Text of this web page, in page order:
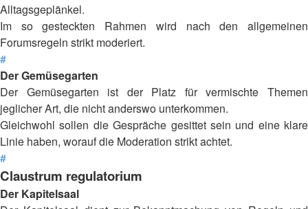
Alltagsgeplänkel.
Im so gesteckten Rahmen wird nach den allgemeinen
Forumsregeln strikt moderiert.
#
Der Gemüsegarten
Der Gemüsegarten ist der Platz für vermischte Themen
jeglicher Art, die nicht anderswo unterkommen.
Gleichwohl sollen die Gespräche gesittet sein und eine klare
Linie haben, worauf die Moderation strikt achtet.
#
Claustrum regulatorium
Der Kapitelsaal